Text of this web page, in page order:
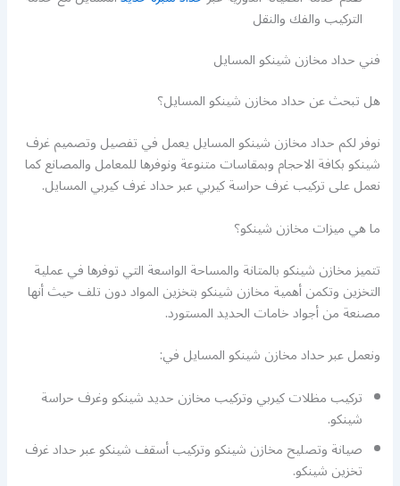
التركيب والفك والنقل
فني حداد مخازن شينكو المسايل
هل تبحث عن حداد مخازن شينكو المسايل؟
نوفر لكم حداد مخازن شينكو المسايل يعمل في تفصيل وتصميم غرف
شينكو بكافة الاحجام وبمقاسات متنوعة ونوفرها للمعامل والمصانع كما
نعمل على تركيب غرف حراسة كيربي عبر حداد غرف كيربي المسايل.
ما هي ميزات مخازن شينكو؟
تتميز مخازن شينكو بالمتانة والمساحة الواسعة التي توفرها في عملية
التخزين وتكمن أهمية مخازن شينكو بتخزين المواد دون تلف حيث أنها
مصنعة من أجواد خامات الحديد المستورد.
ونعمل عبر حداد مخازن شينكو المسايل في:
تركيب مظلات كيربي وتركيب مخازن حديد شينكو وغرف حراسة
شينكو.
صيانة وتصليح مخازن شينكو وتركيب أسقف شينكو عبر حداد غرف
تخزين شينكو.